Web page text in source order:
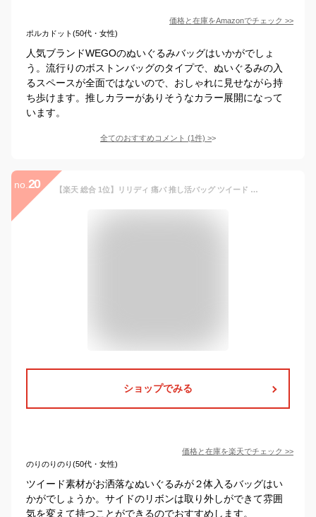
価格と在庫をAmazonでチェック >>
ポルカドット(50代・女性)
人気ブランドWEGOのぬいぐるみバッグはいかがでしょ
う。流行りのボストンバッグのタイプで、ぬいぐるみの入
るスペースが全面ではないので、おしゃれに見せながら持
ち歩けます。推しカラーがありそうなカラー展開になって
います。
全てのおすすめコメント (1件) >
no. 20 【楽天 総合 1位】リリディ 痛バ 推し活バッグ ツイード ミニバッグ 大人 riridear おしゃれ ツイードバッグ ショルダー 推し活グッズ ぬいポーチ 推し活 バッグ オタ活 推し ハンドバッグ レディース 痛バッグ いたば ポーチ 自立 収納 マチあり 透明 ぬいぐるみ
ショップでみる
価格と在庫を楽天でチェック >>
のりのりのり(50代・女性)
ツイード素材がお洒落なぬいぐるみが２体入るバッグはい
かがでしょうか。サイドのリボンは取り外しができて雰囲
気を変えて持つことができるのでおすすめします。